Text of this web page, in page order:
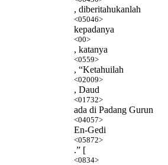
, diberitahukanlah
<05046>
kepadanya
<00>
, katanya
<0559>
, “Ketahuilah
<02009>
, Daud
<01732>
ada di Padang Gurun
<04057>
En-Gedi
<05872>
.” [
<0834>